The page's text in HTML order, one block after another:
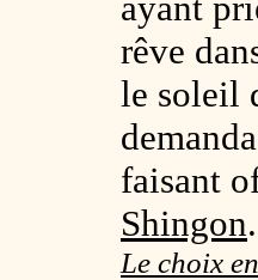
rêve
le soleil
faisant
Shingon.
Le choix